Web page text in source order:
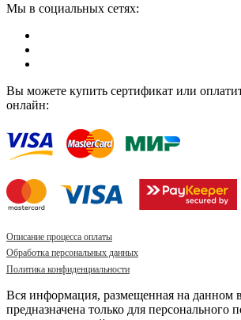
Мы в социальных сетях:
Вы можете купить сертификат или
онлайн:
Описание процесса оплаты
Обработка персональных данных
Политика конфиденциальности
Вся информация, размещенная на данном
предназначена только для персонального